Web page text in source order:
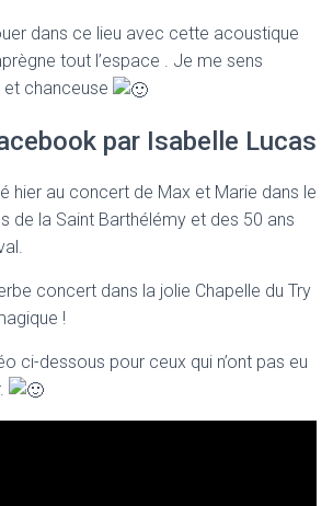
dans ce lieu avec cette acoustique
tout l’espace . Je me sens
chanceuse
par Isabelle Lucas
hier au concert de Max et Marie dans le
de la Saint Barthélémy et des 50 ans
concert dans la jolie Chapelle du Try
!
ci-dessous pour ceux qui n’ont pas eu